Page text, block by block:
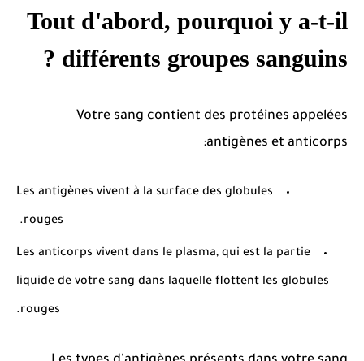
Tout d'abord, pourquoi y a-t-il
différents groupes sanguins ?
Votre sang contient des protéines appelées
antigènes et anticorps:
Les antigènes vivent à la surface des globules
rouges.
Les anticorps vivent dans le plasma, qui est la partie
liquide de votre sang dans laquelle flottent les globules
rouges.